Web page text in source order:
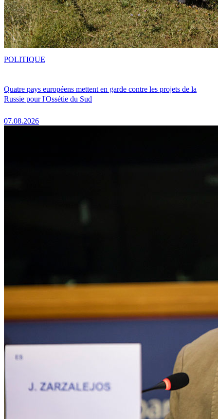
Quatre pays européens mettent en garde contre les projets de la
Russie pour l'Ossétie du Sud
07.08.2026
POLITIQUE